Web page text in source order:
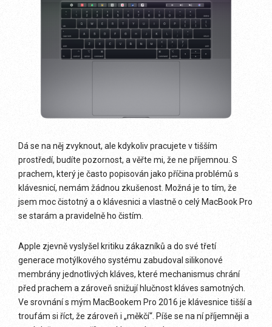
Dá se na něj zvyknout, ale kdykoliv pracujete v tišším
prostředí, budíte pozornost, a věřte mi, že ne příjemnou. S
prachem, který je často popisován jako příčina problémů s
klávesnicí, nemám žádnou zkušenost. Možná je to tím, že
jsem moc čistotný a o klávesnici a vlastně o celý MacBook Pro
se starám a pravidelně ho čistím.
Apple zjevně vyslyšel kritiku zákazníků a do své třetí
generace motýlkového systému zabudoval silikonové
membrány jednotlivých kláves, které mechanismus chrání
před prachem a zároveň snižují hlučnost kláves samotných.
Ve srovnání s mým MacBookem Pro 2016 je klávesnice tišší a
troufám si říct, že zároveň i „měkčí“. Píše se na ní příjemněji a